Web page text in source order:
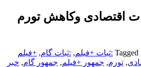
اقتصادی وکاهش تورم
Tagged :ثبات +فیلم, :ثبات گام, +فیلم
, تورم, جمهور +فیلم, جمهور گام, خبر